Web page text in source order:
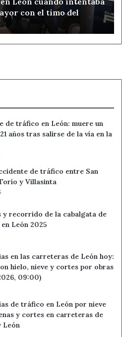
con el timo del
de tráfico en León: muere un
años tras salirse de la vía en la
de tráfico entre San
y Villasinta
y recorrido de la cabalgata de
León 2025
en las carreteras de León hoy:
hielo, nieve y cortes por obras
09:00)
de tráfico en León por nieve
y cortes en carreteras de
León